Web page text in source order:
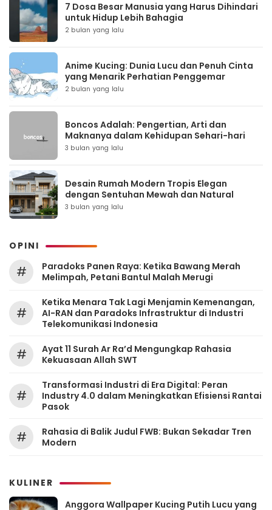
7 Dosa Besar Manusia yang Harus Dihindari
untuk Hidup Lebih Bahagia
2 bulan yang lalu
Anime Kucing: Dunia Lucu dan Penuh Cinta
yang Menarik Perhatian Penggemar
2 bulan yang lalu
Boncos Adalah: Pengertian, Arti dan
Maknanya dalam Kehidupan Sehari-hari
3 bulan yang lalu
Desain Rumah Modern Tropis Elegan
dengan Sentuhan Mewah dan Natural
3 bulan yang lalu
OPINI
#
Paradoks Panen Raya: Ketika Bawang Merah
Melimpah, Petani Bantul Malah Merugi
#
Ketika Menara Tak Lagi Menjamin Kemenangan,
AI-RAN dan Paradoks Infrastruktur di Industri
Telekomunikasi Indonesia
#
Ayat 11 Surah Ar Ra’d Mengungkap Rahasia
Kekuasaan Allah SWT
#
Transformasi Industri di Era Digital: Peran
Industry 4.0 dalam Meningkatkan Efisiensi Rantai
Pasok
#
Rahasia di Balik Judul FWB: Bukan Sekadar Tren
Modern
KULINER
Anggora Wallpaper Kucing Putih Lucu yang